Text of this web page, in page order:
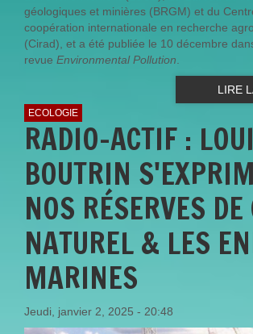
géologiques et minières (BRGM) et du
coopération internationale en recherche
(Cirad), et a été publiée le 10 décembre
revue Environmental Pollution
LIRE
ECOLOGIE
RADIO-ACTIF :
BOUTRIN
NOS RÉSERVES DE
NATUREL & LES
MARINES
Jeudi, janvier 2, 2025 - 20:48